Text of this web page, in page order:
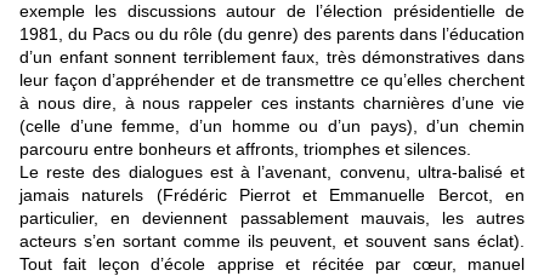
exemple les discussions autour de l’élection présidentielle de
1981, du Pacs ou du rôle (du genre) des parents dans l’éducation
d’un enfant sonnent terriblement faux, très démonstratives dans
leur façon d’appréhender et de transmettre ce qu’elles cherchent
à nous dire, à nous rappeler ces instants charnières d’une vie
(celle d’une femme, d’un homme ou d’un pays), d’un chemin
parcouru entre bonheurs et affronts, triomphes et silences.
Le reste des dialogues est à l’avenant, convenu, ultra-balisé et
jamais naturels (Frédéric Pierrot et Emmanuelle Bercot, en
particulier, en deviennent passablement mauvais, les autres
acteurs s’en sortant comme ils peuvent, et souvent sans éclat).
Tout fait leçon d’école apprise et récitée par cœur, manuel